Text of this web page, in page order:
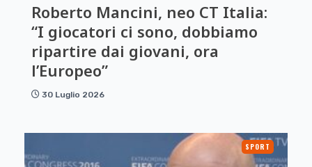
Roberto Mancini, neo CT Italia:
“I giocatori ci sono, dobbiamo
ripartire dai giovani, ora
l’Europeo”
30 Luglio 2026
SPORT